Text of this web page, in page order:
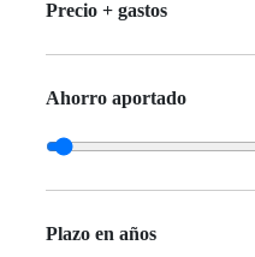
Precio + gastos
Ahorro aportado
Plazo en años